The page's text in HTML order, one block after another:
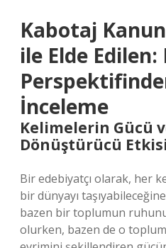
Kabotaj
ile Elde
İnceleme
Kelimelerin Gücü
Dönüştürücü
Bir edebiyatçı olarak, her
bir dünyayı
bazen bir toplumun
olurken, bazen de o